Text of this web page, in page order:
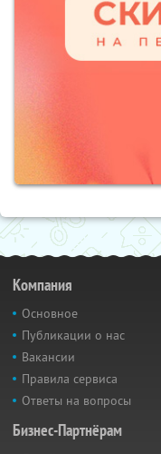
Компания
Основное
Публикации о нас
Вакансии
Правила сервиса
Ответы на вопросы
Бизнес-Партнёрам